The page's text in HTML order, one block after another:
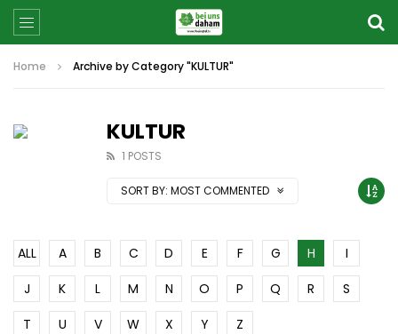
Home Archive by Category "KULTUR"
KULTUR
1 POSTS
SORT BY: MOST COMMENTED
ALL A B C D E F G H
I
J
K L M N O P Q R
S
T
U V W X Y Z